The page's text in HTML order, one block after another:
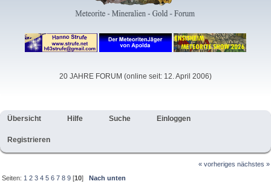
20 JAHRE FORUM (online seit: 12. April 2006)
Übersicht Hilfe Suche Einloggen
Registrieren
« vorheriges nächstes »
Seiten: 1 2 3 4 5 6 7 8 9 [10]Nach unten